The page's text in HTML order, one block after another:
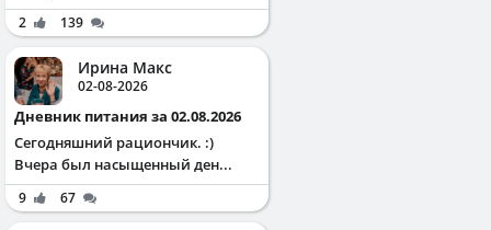
2 139
Ирина Макс
02-08-2026
Дневник питания за 02.08.2026
Сегодняшний рациончик. :)
Вчера был насыщенный ден...
9 67